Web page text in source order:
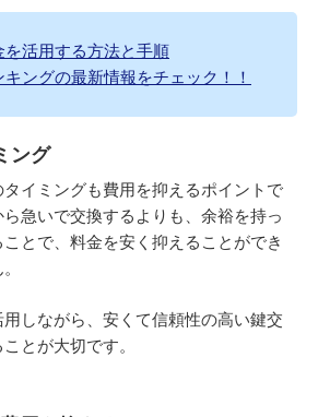
活用する方法と手順
ングの最新情報をチェック！！
ング
イミングも費用を抑えるポイントで
急いで交換するよりも、余裕を持っ
とで、料金を安く抑えることができ
しながら、安くて信頼性の高い鍵交
とが大切です。